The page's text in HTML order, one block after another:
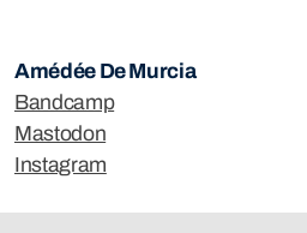
Amédée De Murcia
Bandcamp
Mastodon
Instagram